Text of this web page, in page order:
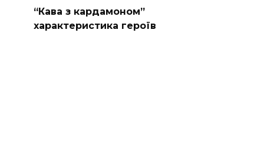
“Кава з кардамоном”
характеристика героїв